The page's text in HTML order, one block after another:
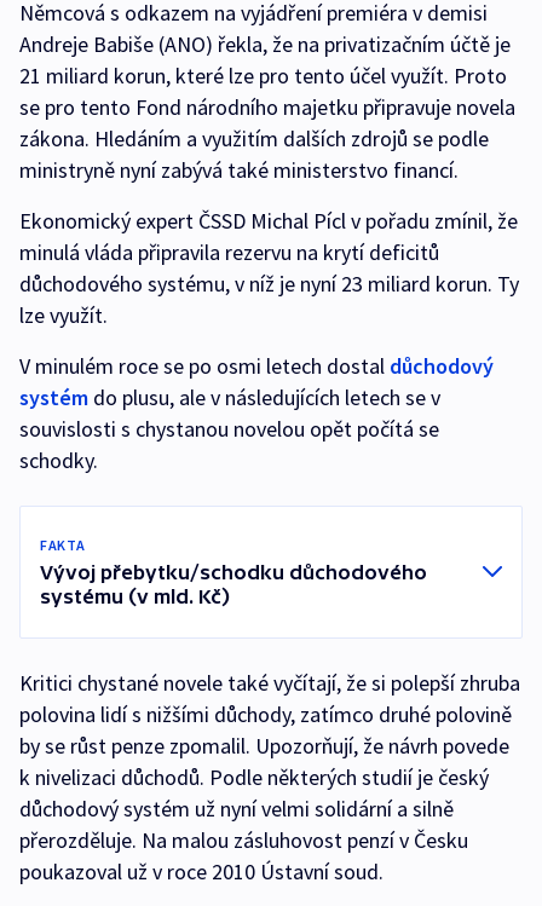
Němcová s odkazem na vyjádření premiéra v demisi
Andreje Babiše (ANO) řekla, že na privatizačním účtě je
21 miliard korun, které lze pro tento účel využít. Proto
se pro tento Fond národního majetku připravuje novela
zákona. Hledáním a využitím dalších zdrojů se podle
ministryně nyní zabývá také ministerstvo financí.
Ekonomický expert ČSSD Michal Pícl v pořadu zmínil, že
minulá vláda připravila rezervu na krytí deficitů
důchodového systému, v níž je nyní 23 miliard korun. Ty
lze využít.
V minulém roce se po osmi letech dostal důchodový
systém do plusu, ale v následujících letech se v
souvislosti s chystanou novelou opět počítá se
schodky.
FAKTA
Vývoj přebytku/schodku důchodového
systému (v mld. Kč)
Kritici chystané novele také vyčítají, že si polepší zhruba
polovina lidí s nižšími důchody, zatímco druhé polovině
by se růst penze zpomalil. Upozorňují, že návrh povede
k nivelizaci důchodů. Podle některých studií je český
důchodový systém už nyní velmi solidární a silně
přerozděluje. Na malou zásluhovost penzí v Česku
poukazoval už v roce 2010 Ústavní soud.